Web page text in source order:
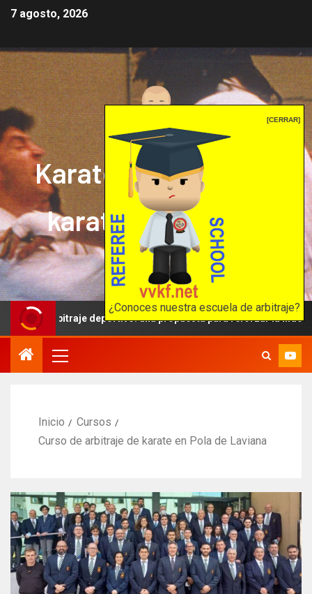
[CERRAR]
¿Conoces nuestra escuela de arbitraje?
7 agosto, 2026
Karate mrprepor: el
karate en internet
El karate en internet
deportivo: una propuesta para reforzar la independencia
Inicio
Cursos
Curso de arbitraje de karate en Pola de Laviana